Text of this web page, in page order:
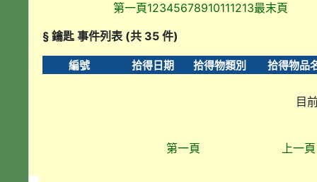
第一頁12345678910111213最末頁
§ 鑰匙 事件列表 (共 35 件)
編號 拾得日期 拾得物類別 拾得物品
目
第一頁 上一頁